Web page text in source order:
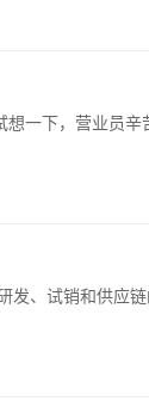
一下，营业员
、试销和供应